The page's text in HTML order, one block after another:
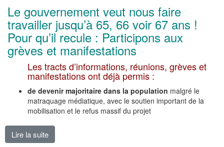
Le gouvernement veut nous faire
travailler jusqu’à 65, 66 voir 67 ans !
Pour qu’il recule : Participons aux
grèves et manifestations
Les tracts d’informations, réunions, grèves et
manifestations ont déjà permis :
de devenir majoritaire dans la population malgré le
matraquage médiatique, avec le soutien important de la
mobilisation et le refus massif du projet
Lire la suite